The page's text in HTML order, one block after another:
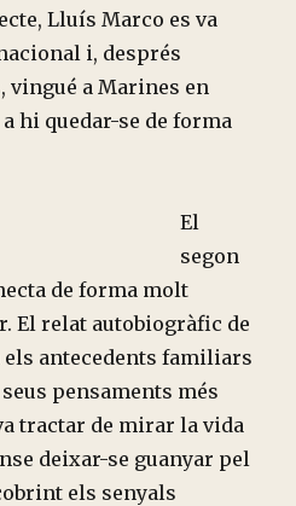
Lluís Marco es va
i, després
vingué a Marines en
hi quedar-se de forma
El
segon
de forma molt
El relat autobiogràfic de
antecedents familiars
pensaments més
tractar de mirar la vida
deixar-se guanyar pel
els senyals